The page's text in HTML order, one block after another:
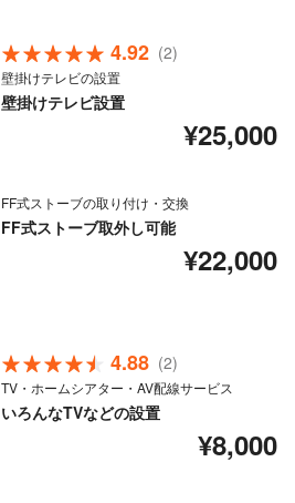
4.92 (2)
壁掛けテレビの設置
壁掛けテレビ設置
¥25,000
FF式ストーブの取り付け・交換
FF式ストーブ取外し可能
¥22,000
4.88 (2)
TV・ホームシアター・AV配線サービス
いろんなTVなどの設置
¥8,000